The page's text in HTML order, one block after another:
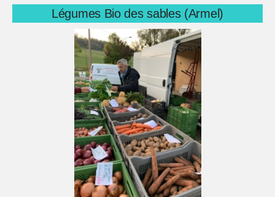
Légumes Bio des sables (Armel)